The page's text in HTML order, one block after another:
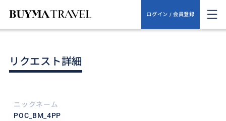
ログイン / 会員登録
リクエスト詳細
ニックネーム
POC_BM_4PP